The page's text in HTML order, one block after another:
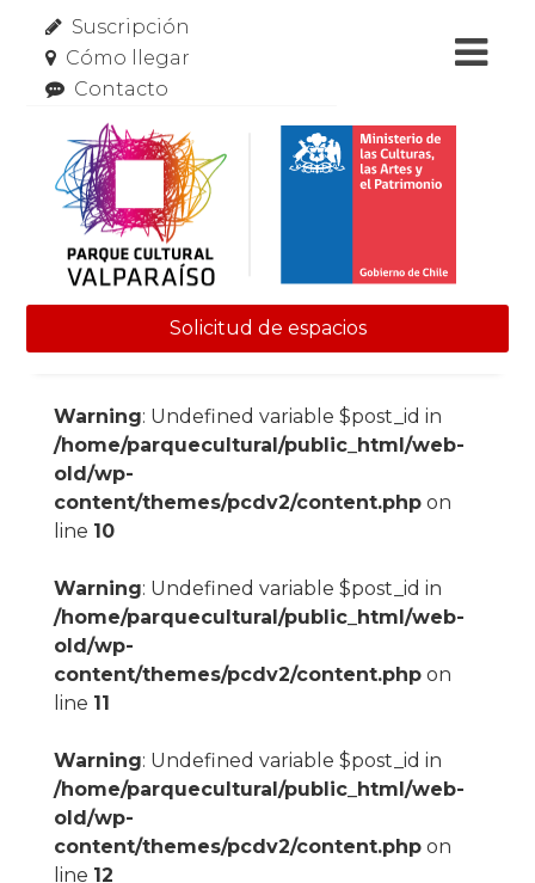
Suscripción
Cómo llegar
Contacto
Solicitud de espacios
Warning: Undefined variable $post_id in
/home/parquecultural/public_html/web-
old/wp-
content/themes/pcdv2/content.phpon
line 10
Warning: Undefined variable $post_id in
/home/parquecultural/public_html/web-
old/wp-
content/themes/pcdv2/content.phpon
line 11
Warning: Undefined variable $post_id in
/home/parquecultural/public_html/web-
old/wp-
content/themes/pcdv2/content.phpon
line 12